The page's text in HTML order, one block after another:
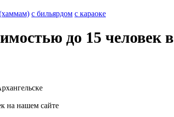
с бильярдом с караоке
до 15 человек в
на нашем сайте